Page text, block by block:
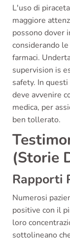
L'uso di
maggiore
possono dover
considerando
farmaci.
supervision is
safety. In
deve avvenire
medica, per
ben tollerato.
(Storie
Rapporti
Numerosi
positive con il
loro
sottolineano